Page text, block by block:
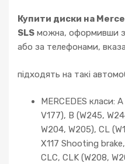
Купити диски на
SLS можна, оформивши
або за телефонами,
підходять на такі
MERCEDES класи:
V177), B (W245,
W204, W205), CL
X117 Shooting
CLC, CLK (W208,